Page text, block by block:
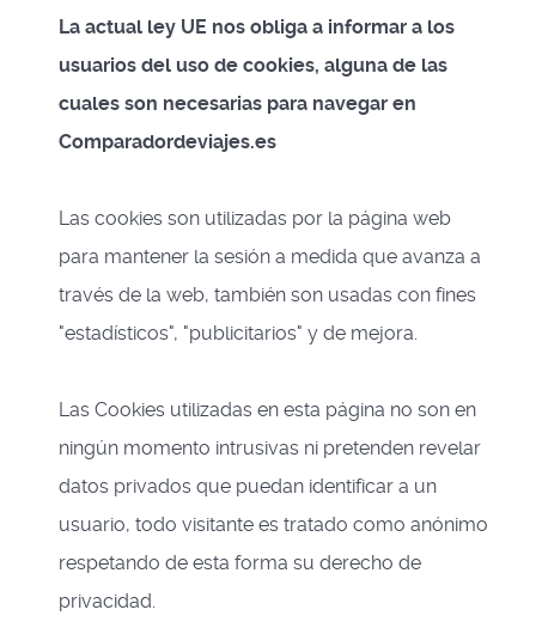
La actual ley UE nos obliga a informar a los
usuarios del uso de cookies, alguna de las
cuales son necesarias para navegar en
Comparadordeviajes.es
Las cookies son utilizadas por la página web
para mantener la sesión a medida que avanza a
través de la web, también son usadas con fines
"estadísticos", "publicitarios" y de mejora.
Las Cookies utilizadas en esta página no son en
ningún momento intrusivas ni pretenden revelar
datos privados que puedan identificar a un
usuario, todo visitante es tratado como anónimo
respetando de esta forma su derecho de
privacidad.